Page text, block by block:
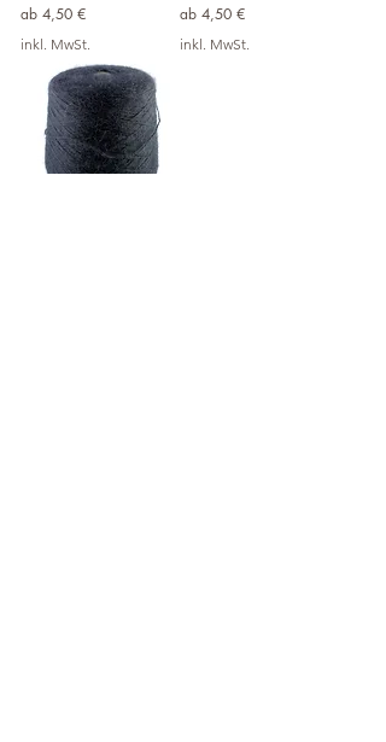
ab 4,50 €
Sale-Preis
inkl. MwSt.
ab 4,50 €
Sale-Preis
inkl. MwSt.